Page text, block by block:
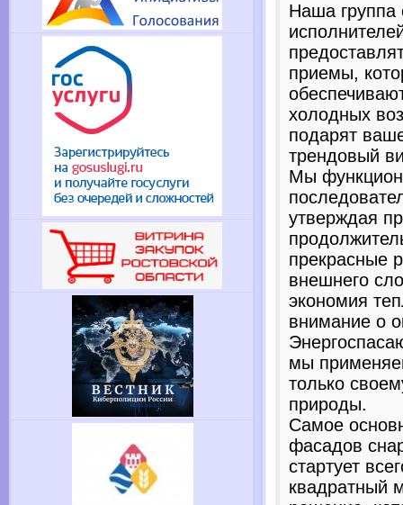
Наша группа
приемы,
холодных
подарят
трендовый
Мы
утверждая
прекрасные
внешнего
экономия
внимание о
мы
только
природы.
Самое
фасадов
стартует
квадратный